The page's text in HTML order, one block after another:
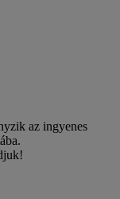
az ingyenes